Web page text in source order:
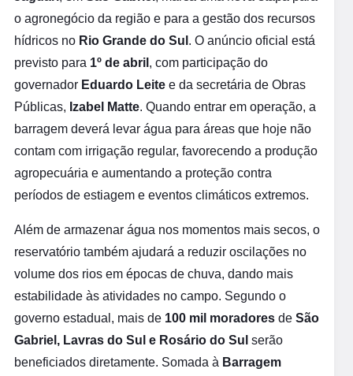
o agronegócio da região e para a gestão dos recursos
hídricos no Rio Grande do Sul . O anúncio oficial está
previsto para 1º de abril , com participação do
governador Eduardo Leite e da secretária de Obras
Públicas, Izabel Matte. Quando entrar em operação, a
barragem deverá levar água para áreas que hoje não
contam com irrigação regular, favorecendo a produção
agropecuária e aumentando a proteção contra
períodos de estiagem e eventos climáticos extremos.
Além de armazenar água nos momentos mais secos, o
reservatório também ajudará a reduzir oscilações no
volume dos rios em épocas de chuva, dando mais
estabilidade às atividades no campo. Segundo o
governo estadual, mais de 100 mil moradores de São
Gabriel, Lavras do Sul e Rosário do Sul serão
beneficiados diretamente. Somada à Barragem